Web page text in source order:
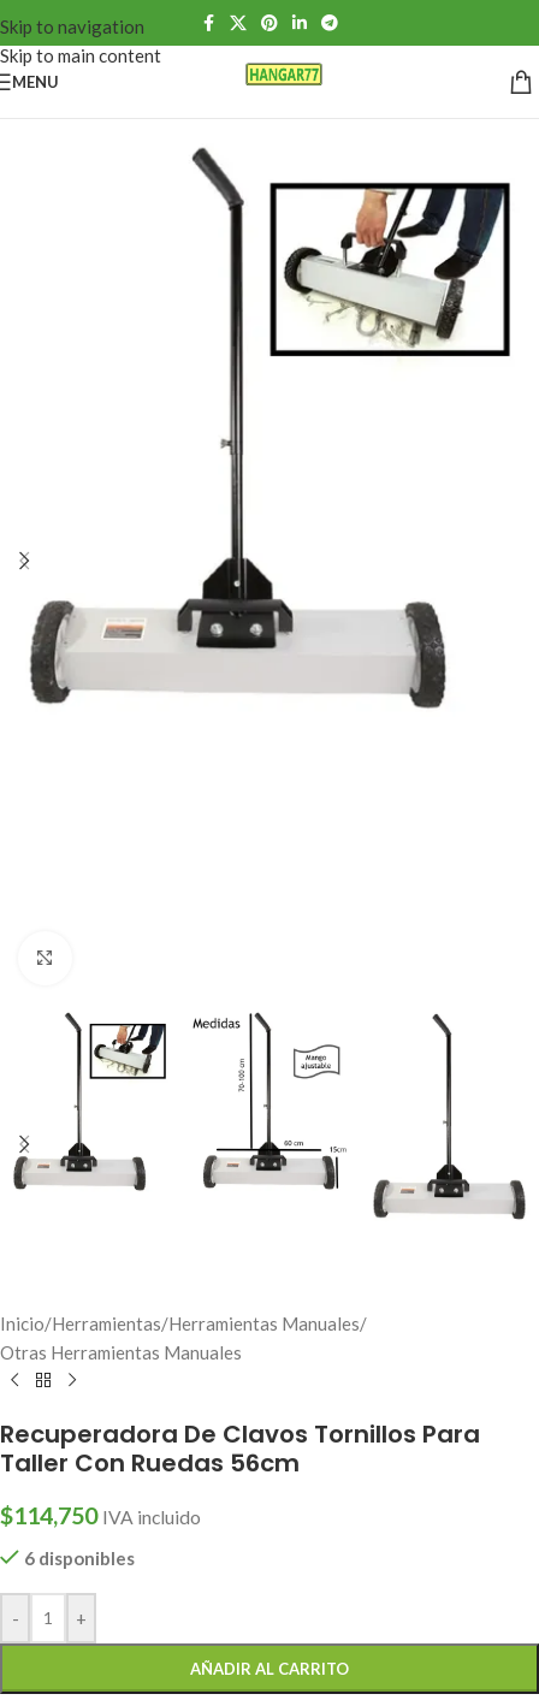
Skip to navigation
Skip to main content
MENU
Inicio/Herramientas/Herramientas Manuales/
Otras Herramientas Manuales
Recuperadora De Clavos Tornillos Para
Taller Con Ruedas 56cm
$114,750 IVA incluido
6 disponibles
- +
AÑADIR AL CARRITO